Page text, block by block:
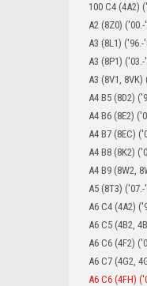
100 C4 (4A2)
A2 (8Z0) ('00.-
A3 (8L1) ('96.-
A3 (8P1) ('03.-
A3 (8V1, 8VK)
A4 B5 (8D2)
A4 B6 (8E2)
A4 B7 (8EC)
A4 B8 (8K2)
A4 B9 (8W2,
A5 (8T3) ('07.-
A6 C4 (4A2)
A6 C5 (4B2,
A6 C6 (4F2)
A6 C7 (4G2,
A6 C6 (4FH)